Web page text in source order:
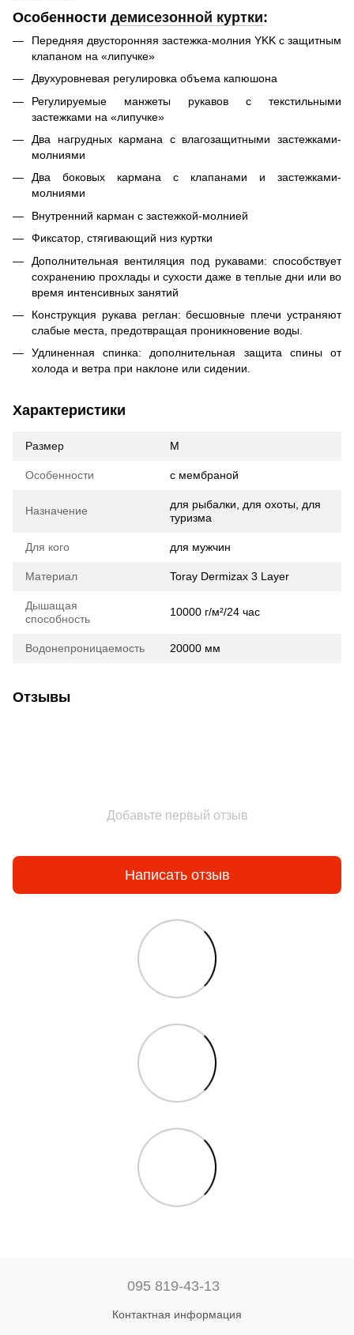
Особенности демисезонной куртки:
Передняя двусторонняя застежка-молния YKK с защитным
клапаном на «липучке»
Двухуровневая регулировка объема капюшона
Регулируемые манжеты рукавов с текстильными
застежками на «липучке»
Два нагрудных кармана с влагозащитными застежками-
молниями
Два боковых кармана с клапанами и застежками-
молниями
Внутренний карман с застежкой-молнией
Фиксатор, стягивающий низ куртки
Дополнительная вентиляция под рукавами: способствует
сохранению прохлады и сухости даже в теплые дни или во
время интенсивных занятий
Конструкция рукава реглан: бесшовные плечи устраняют
слабые места, предотвращая проникновение воды.
Удлиненная спинка: дополнительная защита спины от
холода и ветра при наклоне или сидении.
Характеристики
Размер M
Особенности с мембраной
Назначение
для рыбалки, для охоты, для
туризма
Для кого для мужчин
Материал Toray Dermizax 3 Layer
Дышащая
способность
10000 г/м²/24 час
Водонепроницаемость 20000 мм
Отзывы
Добавьте первый отзыв
Написать отзыв
095 819-43-13
Контактная информация